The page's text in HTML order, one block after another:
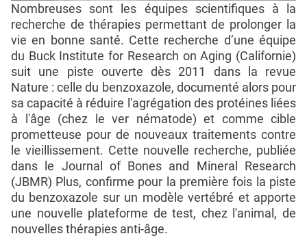
Nombreuses sont les équipes scientifiques à la
recherche de thérapies permettant de prolonger la
vie en bonne santé. Cette recherche d’une équipe
du Buck Institute for Research on Aging (Californie)
suit une piste ouverte dès 2011 dans la revue
Nature : celle du benzoxazole, documenté alors pour
sa capacité à réduire l'agrégation des protéines liées
à l'âge (chez le ver nématode) et comme cible
prometteuse pour de nouveaux traitements contre
le vieillissement. Cette nouvelle recherche, publiée
dans le Journal of Bones and Mineral Research
(JBMR) Plus, confirme pour la première fois la piste
du benzoxazole sur un modèle vertébré et apporte
une nouvelle plateforme de test, chez l'animal, de
nouvelles thérapies anti-âge.